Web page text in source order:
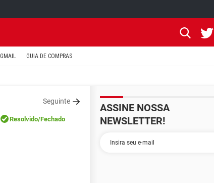
GMAIL GUIA DE COMPRAS
Seguinte
Resolvido/Fechado
ASSINE NOSSA
NEWSLETTER!